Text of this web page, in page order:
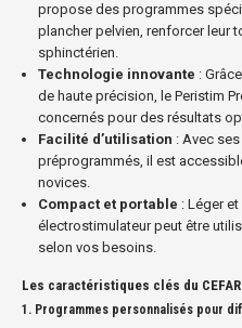
propose des programmes
plancher pelvien, renforcer leur
sphinctérien.
Technologie innovante :
de haute précision, le Peristim
concernés pour des résultats
Facilité d’utilisation : Avec
préprogrammés, il est
novices.
Compact et portable : Léger
électrostimulateur peut être
selon vos besoins.
Les caractéristiques clés du
1. Programmes personnalisés pour